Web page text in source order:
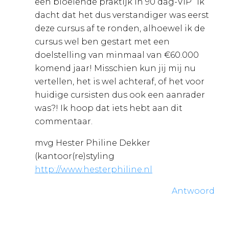
een bloeiende praktijk in 90 dag-VIP” ik
dacht dat het dus verstandiger was eerst
deze cursus af te ronden, alhoewel ik de
cursus wel ben gestart met een
doelstelling van minmaal van €60.000
komend jaar! Misschien kun jij mij nu
vertellen, het is wel achteraf, of het voor
huidige cursisten dus ook een aanrader
was?! Ik hoop dat iets hebt aan dit
commentaar.
mvg Hester Philine Dekker
(kantoor(re)styling
http://www.hesterphiline.nl
Antwoord